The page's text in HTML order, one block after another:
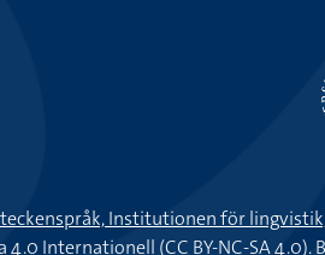
Institutionen för
Internationell (CC BY-NC-SA 4.0).